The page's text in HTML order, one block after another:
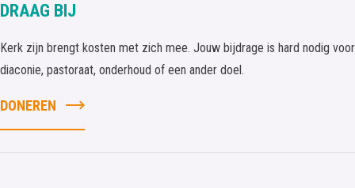
DRAAG BIJ
Kerk zijn brengt kosten met zich mee. Jouw bijdrage is hard nodig voor
diaconie, pastoraat, onderhoud of een ander doel.
DONEREN